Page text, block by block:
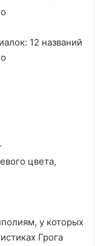
цвета,
у которых
Грога